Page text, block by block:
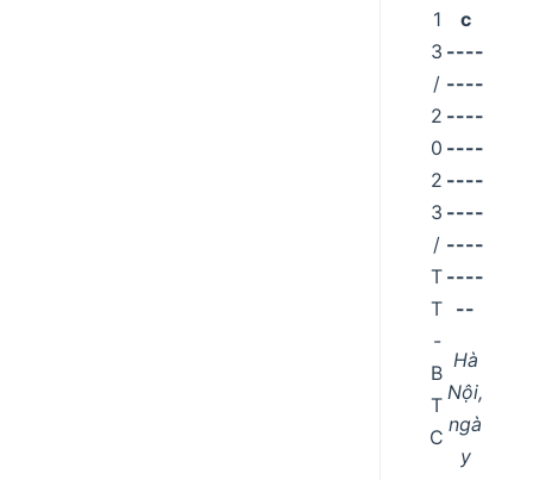
1
3
/
2
0
2
3
/
T
T
-
B
T
C
c
----
----
----
----
----
----
----
----
--
Hà
Nội,
ngà
y